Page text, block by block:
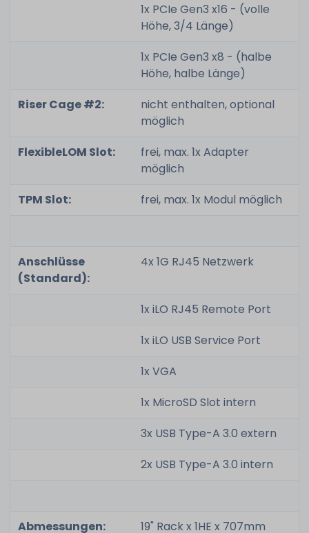
1x PCIe Gen3 x16 - (volle
Höhe, 3/4 Länge)
1x PCIe Gen3 x8 - (halbe
Höhe, halbe Länge)
Riser Cage #2:
nicht enthalten, optional
möglich
FlexibleLOM Slot:
frei, max. 1x Adapter
möglich
TPM Slot:
frei, max. 1x Modul möglich
Anschlüsse
(Standard):
4x 1G RJ45 Netzwerk
1x iLO RJ45 Remote Port
1x iLO USB Service Port
1x VGA
1x MicroSD Slot intern
3x USB Type-A 3.0 extern
2x USB Type-A 3.0 intern
Abmessungen: 19" Rack x 1HE x 707mm